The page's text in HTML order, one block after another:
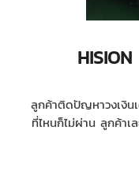
ลูกค้าติดปัญหาวงเงิน
ที่ไหนก็ไม่ผ่าน ลูกค้า